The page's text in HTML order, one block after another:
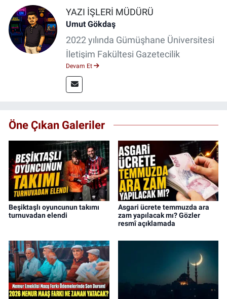
YAZI İŞLERI MÜDÜRÜ
Umut Gökdaş
2022 yılında Gümüşhane Üniversitesi
İletişim Fakültesi Gazetecilik
bölümünden mezun oldum.
Üniversite yıllarımda 4 yıl boyunca
yılından beri Genç Gazete'de
okurlarımıza haber ulaştırıyorum.
Devam Et
Öne Çıkan Galeriler
Beşiktaşlı oyuncunun takımı
turnuvadan elendi
Asgari ücrete temmuzda ara
zam yapılacak mı? Gözler
resmî açıklamada